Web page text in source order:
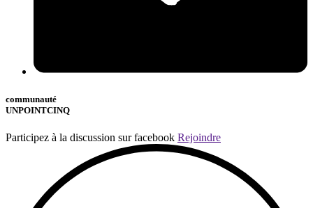
communauté
UNPOINTCINQ
Participez à la discussion sur facebook Rejoindre